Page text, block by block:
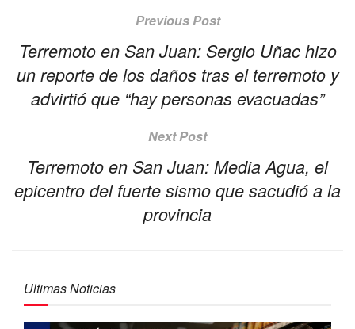
Previous Post
Terremoto en San Juan: Sergio Uñac hizo
un reporte de los daños tras el terremoto y
advirtió que “hay personas evacuadas”
Next Post
Terremoto en San Juan: Media Agua, el
epicentro del fuerte sismo que sacudió a la
provincia
Ultimas Noticias